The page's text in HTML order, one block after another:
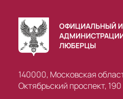
ОФИЦИАЛЬНЫЙ
ЛЮБЕРЦЫ
140000, Московская
Октябрьский проспект, 190